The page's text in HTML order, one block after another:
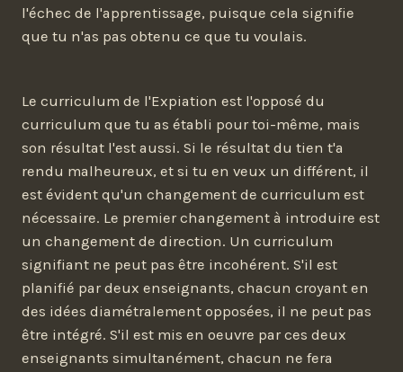
l'échec de l'apprentissage, puisque cela signifie
que tu n'as pas obtenu ce que tu voulais.
Le curriculum de l'Expiation est l'opposé du
curriculum que tu as établi pour toi-même, mais
son résultat l'est aussi. Si le résultat du tien t'a
rendu malheureux, et si tu en veux un différent, il
est évident qu'un changement de curriculum est
nécessaire. Le premier changement à introduire est
un changement de direction. Un curriculum
signifiant ne peut pas être incohérent. S'il est
planifié par deux enseignants, chacun croyant en
des idées diamétralement opposées, il ne peut pas
être intégré. S'il est mis en oeuvre par ces deux
enseignants simultanément, chacun ne fera